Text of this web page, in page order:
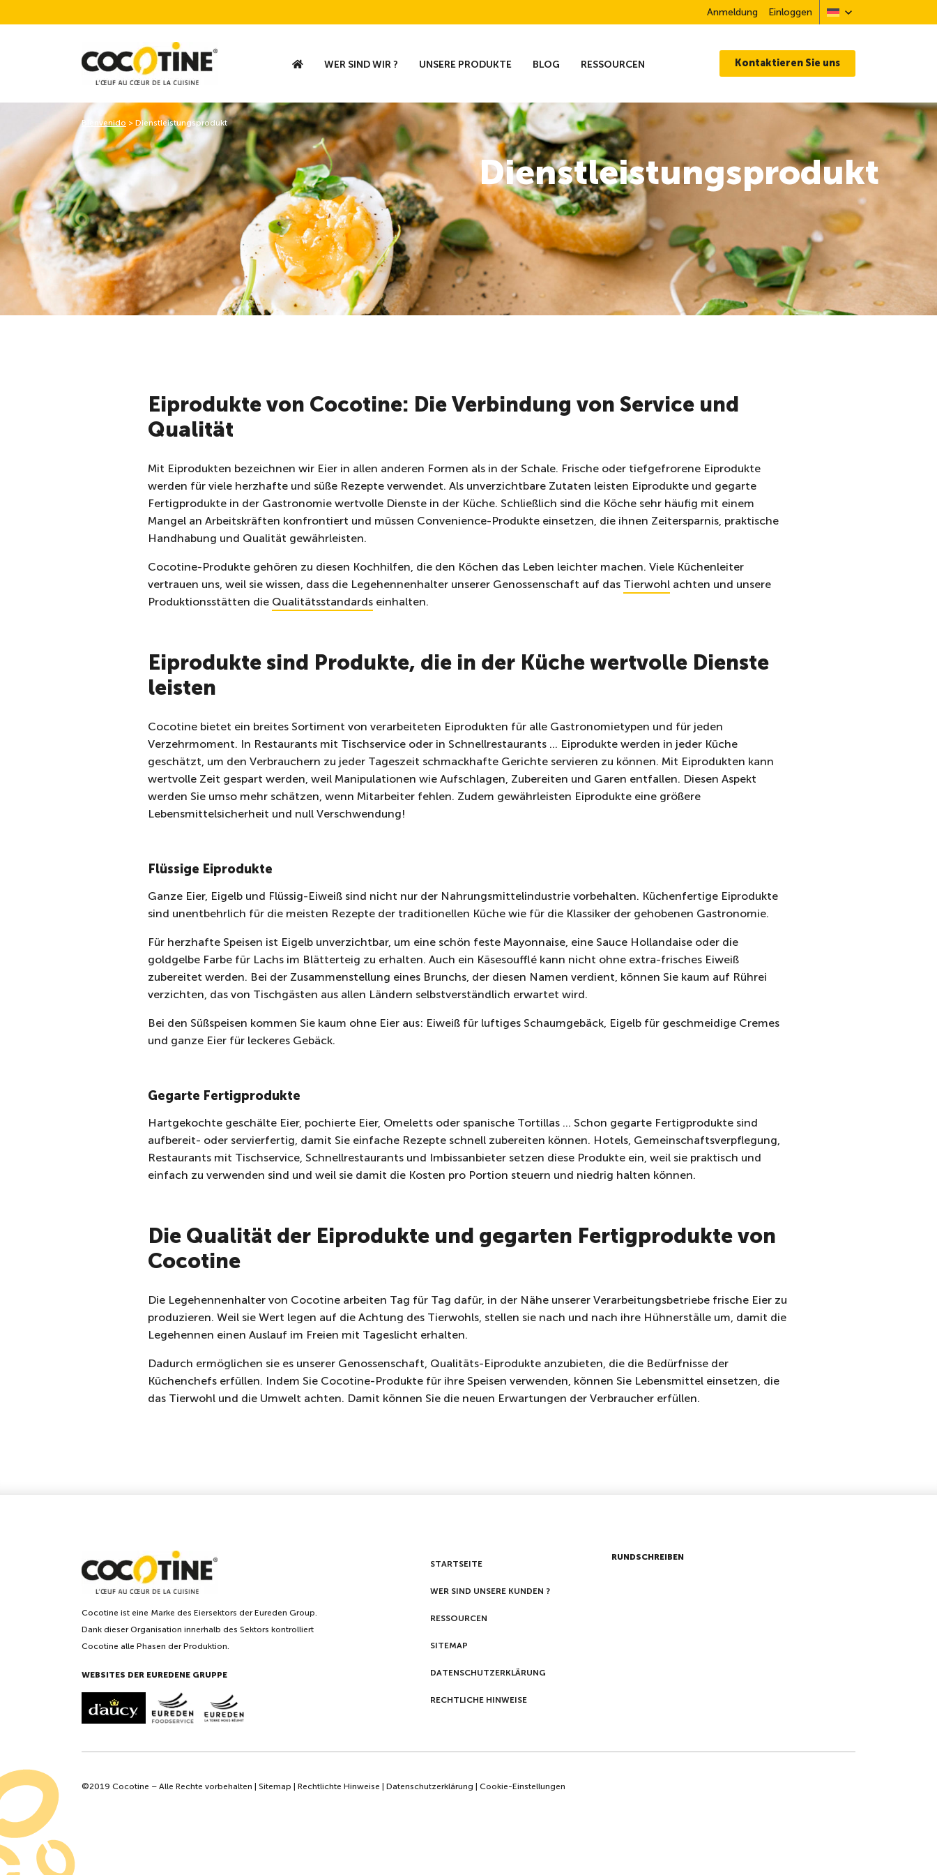
Anmeldung Einloggen
WER SIND WIR ? UNSERE PRODUKTE BLOG RESSOURCEN Kontaktieren Sie uns
Dienstleistungsprodukt
Bienvenido > Dienstleistungsprodukt
Eiprodukte von Cocotine: Die Verbindung von Service und
Qualität
Mit Eiprodukten bezeichnen wir Eier in allen anderen Formen als in der Schale. Frische oder tiefgefrorene Eiprodukte
werden für viele herzhafte und süße Rezepte verwendet. Als unverzichtbare Zutaten leisten Eiprodukte und gegarte
Fertigprodukte in der Gastronomie wertvolle Dienste in der Küche. Schließlich sind die Köche sehr häufig mit einem
Mangel an Arbeitskräften konfrontiert und müssen Convenience-Produkte einsetzen, die ihnen Zeitersparnis, praktische
Handhabung und Qualität gewährleisten.
Cocotine-Produkte gehören zu diesen Kochhilfen, die den Köchen das Leben leichter machen. Viele Küchenleiter
vertrauen uns, weil sie wissen, dass die Legehennenhalter unserer Genossenschaft auf das Tierwohl achten und unsere
Produktionsstätten die Qualitätsstandards einhalten.
Eiprodukte sind Produkte, die in der Küche wertvolle Dienste
leisten
Cocotine bietet ein breites Sortiment von verarbeiteten Eiprodukten für alle Gastronomietypen und für jeden
Verzehrmoment. In Restaurants mit Tischservice oder in Schnellrestaurants … Eiprodukte werden in jeder Küche
geschätzt, um den Verbrauchern zu jeder Tageszeit schmackhafte Gerichte servieren zu können. Mit Eiprodukten kann
wertvolle Zeit gespart werden, weil Manipulationen wie Aufschlagen, Zubereiten und Garen entfallen. Diesen Aspekt
werden Sie umso mehr schätzen, wenn Mitarbeiter fehlen. Zudem gewährleisten Eiprodukte eine größere
Lebensmittelsicherheit und null Verschwendung!
Flüssige Eiprodukte
Ganze Eier, Eigelb und Flüssig-Eiweiß sind nicht nur der Nahrungsmittelindustrie vorbehalten. Küchenfertige Eiprodukte
sind unentbehrlich für die meisten Rezepte der traditionellen Küche wie für die Klassiker der gehobenen Gastronomie.
Für herzhafte Speisen ist Eigelb unverzichtbar, um eine schön feste Mayonnaise, eine Sauce Hollandaise oder die
goldgelbe Farbe für Lachs im Blätterteig zu erhalten. Auch ein Käsesoufflé kann nicht ohne extra-frisches Eiweiß
zubereitet werden. Bei der Zusammenstellung eines Brunchs, der diesen Namen verdient, können Sie kaum auf Rührei
verzichten, das von Tischgästen aus allen Ländern selbstverständlich erwartet wird.
Bei den Süßspeisen kommen Sie kaum ohne Eier aus: Eiweiß für luftiges Schaumgebäck, Eigelb für geschmeidige Cremes
und ganze Eier für leckeres Gebäck.
Gegarte Fertigprodukte
Hartgekochte geschälte Eier, pochierte Eier, Omeletts oder spanische Tortillas … Schon gegarte Fertigprodukte sind
aufbereit- oder servierfertig, damit Sie einfache Rezepte schnell zubereiten können. Hotels, Gemeinschaftsverpflegung,
Restaurants mit Tischservice, Schnellrestaurants und Imbissanbieter setzen diese Produkte ein, weil sie praktisch und
einfach zu verwenden sind und weil sie damit die Kosten pro Portion steuern und niedrig halten können.
Die Qualität der Eiprodukte und gegarten Fertigprodukte von
Cocotine
Die Legehennenhalter von Cocotine arbeiten Tag für Tag dafür, in der Nähe unserer Verarbeitungsbetriebe frische Eier zu
produzieren. Weil sie Wert legen auf die Achtung des Tierwohls, stellen sie nach und nach ihre Hühnerställe um, damit die
Legehennen einen Auslauf im Freien mit Tageslicht erhalten.
Dadurch ermöglichen sie es unserer Genossenschaft, Qualitäts-Eiprodukte anzubieten, die die Bedürfnisse der
Küchenchefs erfüllen. Indem Sie Cocotine-Produkte für ihre Speisen verwenden, können Sie Lebensmittel einsetzen, die
das Tierwohl und die Umwelt achten. Damit können Sie die neuen Erwartungen der Verbraucher erfüllen.
Cocotine ist eine Marke des Eiersektors der Eureden Group.
Dank dieser Organisation innerhalb des Sektors kontrolliert
Cocotine alle Phasen der Produktion.
WEBSITES DER EUREDENE GRUPPE
STARTSEITE
WER SIND UNSERE KUNDEN ?
RESSOURCEN
SITEMAP
DATENSCHUTZERKLÄRUNG
RECHTLICHE HINWEISE
RUNDSCHREIBEN
©2019 Cocotine – Alle Rechte vorbehalten | Sitemap Rechtlichte Hinweise Datenschutzerklärung Cookie-Einstellungen